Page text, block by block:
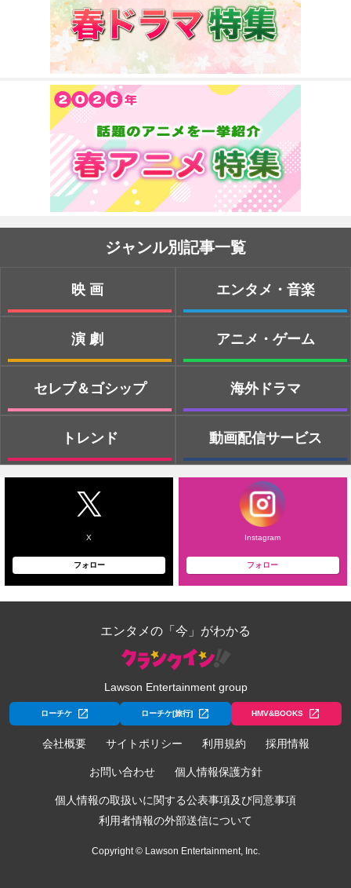
ジャンル別記事一覧
映画
演劇
セレブ＆ゴシップ
トレンド
エンタメ・音楽
アニメ・ゲーム
海外ドラマ
動画配信サービス
X
フォロー
Instagram
フォロー
エンタメの「今」がわかる
Lawson Entertainment group
ローチケ ローチケ[旅行] HMV&BOOKS
会社概要 サイトポリシー 利用規約 採用情報
お問い合わせ 個人情報保護方針
個人情報の取扱いに関する公表事項及び同意事項
利用者情報の外部送信について
Copyright © Lawson Entertainment, Inc.